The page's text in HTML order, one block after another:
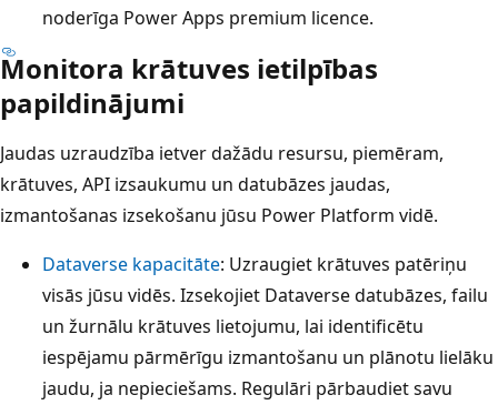
noderīga Power Apps premium licence.
Monitora krātuves ietilpības
papildinājumi
Jaudas uzraudzība ietver dažādu resursu, piemēram,
krātuves, API izsaukumu un datubāzes jaudas,
izmantošanas izsekošanu jūsu Power Platform vidē.
Dataverse kapacitāte: Uzraugiet krātuves patēriņu
visās jūsu vidēs. Izsekojiet Dataverse datubāzes, failu
un žurnālu krātuves lietojumu, lai identificētu
iespējamu pārmērīgu izmantošanu un plānotu lielāku
jaudu, ja nepieciešams. Regulāri pārbaudiet savu